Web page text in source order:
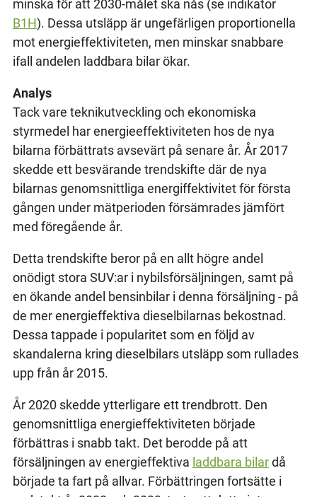
minska för att 2030-målet ska nås (se indikator
B1H). Dessa utsläpp är ungefärligen proportionella
mot energieffektiviteten, men minskar snabbare
ifall andelen laddbara bilar ökar.
Analys
Tack vare teknikutveckling och ekonomiska
styrmedel har energieeffektiviteten hos de nya
bilarna förbättrats avsevärt på senare år. År 2017
skedde ett besvärande trendskifte där de nya
bilarnas genomsnittliga energiffektivitet för första
gången under mätperioden försämrades jämfört
med föregående år.
Detta trendskifte beror på en allt högre andel
onödigt stora SUV:ar i nybilsförsäljningen, samt på
en ökande andel bensinbilar i denna försäljning - på
de mer energieffektiva dieselbilarnas bekostnad.
Dessa tappade i popularitet som en följd av
skandalerna kring dieselbilars utsläpp som rullades
upp från år 2015.
År 2020 skedde ytterligare ett trendbrott. Den
genomsnittliga energieffektiviteten började
förbättras i snabb takt. Det berodde på att
försäljningen av energieffektiva laddbara bilardå
började ta fart på allvar. Förbättringen fortsätte i